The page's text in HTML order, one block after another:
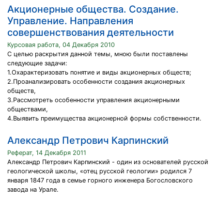
Акционерные общества. Создание.
Управление. Направления
совершенствования деятельности
Курсовая работа, 04 Декабря 2010
С целью раскрытия данной темы, мною были поставлены
следующие задачи:
1.Охарактеризовать понятие и виды акционерных обществ;
2.Проанализировать особенности создания акционерных
обществ,
3.Рассмотреть особенности управления акционерными
обществами,
4.Выявить преимущества акционерной формы собственности.
Александр Петрович Карпинский
Реферат, 14 Декабря 2011
Александр Петрович Карпинский - один из основателей русской
геологической школы, «отец русской геологии» родился 7
января 1847 года в семье горного инженера Богословского
завода на Урале.